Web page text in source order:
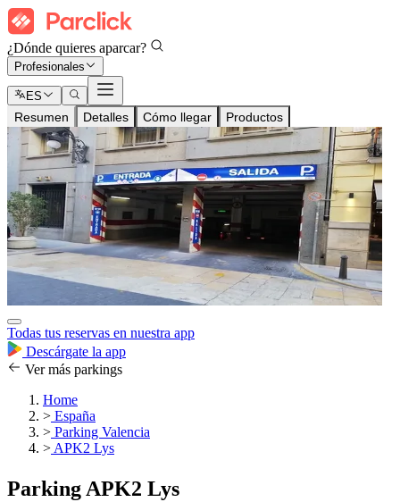
¿Dónde quieres aparcar?
Profesionales
ES
Resumen Detalles Cómo llegar Productos
Todas tus reservas en nuestra app
Descárgate la app
Ver más parkings
Home
> España
> Parking Valencia
> APK2 Lys
Parking APK2 Lys